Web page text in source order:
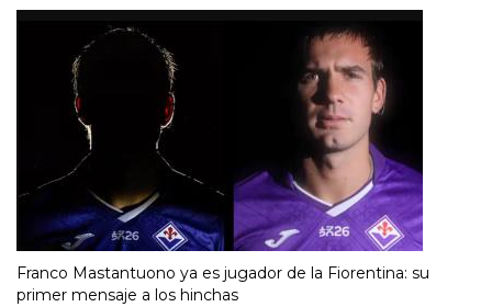
Franco Mastantuono ya es jugador de la Fiorentina: su
primer mensaje a los hinchas